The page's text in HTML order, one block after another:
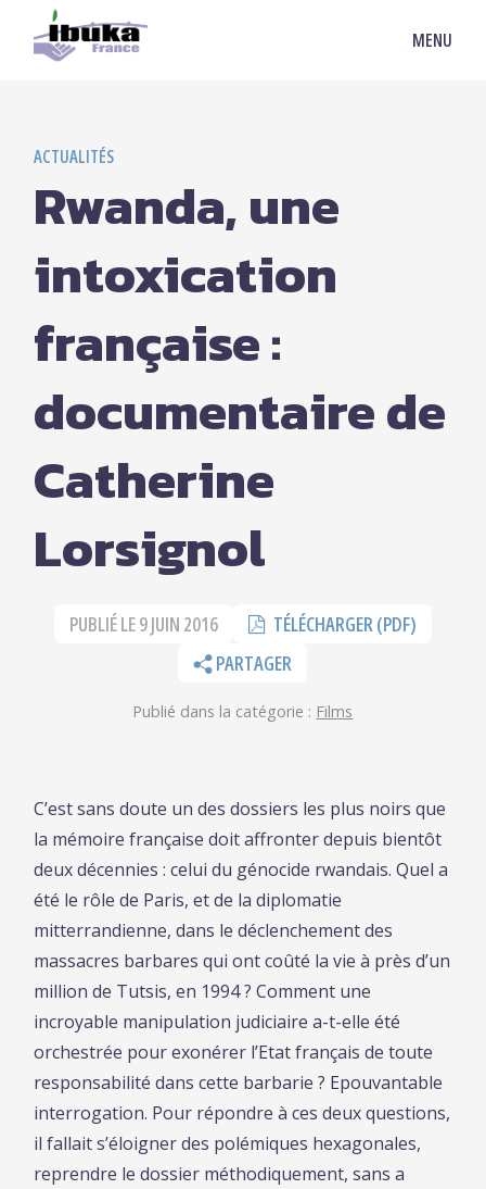
MENU
ACTUALITÉS
Rwanda, une
intoxication
française :
documentaire de
Catherine
Lorsignol
PUBLIÉ LE9 JUIN 2016
TÉLÉCHARGER (PDF)
PARTAGER
Publié dans la catégorie : Films
C’est sans doute un des dossiers les plus noirs que
la mémoire française doit affronter depuis bientôt
deux décennies : celui du génocide rwandais. Quel a
été le rôle de Paris, et de la diplomatie
mitterrandienne, dans le déclenchement des
massacres barbares qui ont coûté la vie à près d’un
million de Tutsis, en 1994 ? Comment une
incroyable manipulation judiciaire a-t-elle été
orchestrée pour exonérer l’Etat français de toute
responsabilité dans cette barbarie ? Epouvantable
interrogation. Pour répondre à ces deux questions,
il fallait s’éloigner des polémiques hexagonales,
reprendre le dossier méthodiquement, sans a